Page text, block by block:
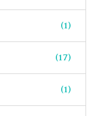
(1)
(17)
(1)